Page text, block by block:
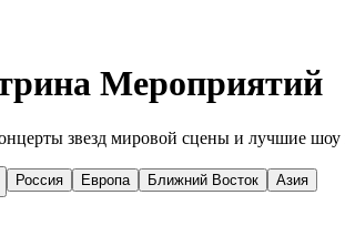
Мероприятий
звезд мировой сцены и лучшие
Россия Европа Ближний Восток Азия